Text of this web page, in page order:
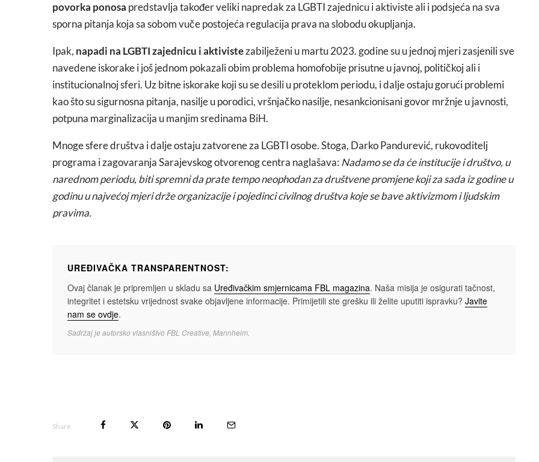
povorka ponosa predstavlja također veliki napredak za LGBTI zajednicu i aktiviste ali i podsjeća na sva
sporna pitanja koja sa sobom vuče postojeća regulacija prava na slobodu okupljanja.
Ipak, napadi na LGBTI zajednicu i aktivistezabilježeni u martu 2023. godine su u jednoj mjeri zasjenili sve
navedene iskorake i još jednom pokazali obim problema homofobije prisutne u javnoj, političkoj ali i
institucionalnoj sferi. Uz bitne iskorake koji su se desili u proteklom periodu, i dalje ostaju gorući problemi
kao što su sigurnosna pitanja, nasilje u porodici, vršnjačko nasilje, nesankcionisani govor mržnje u javnosti,
potpuna marginalizacija u manjim sredinama BiH.
Mnoge sfere društva i dalje ostaju zatvorene za LGBTI osobe. Stoga, Darko Pandurević, rukovoditelj
programa i zagovaranja Sarajevskog otvorenog centra naglašava: Nadamo se da će institucije i društvo, u
narednom periodu, biti spremni da prate tempo neophodan za društvene promjene koji za sada iz godine u
godinu u najvećoj mjeri drže organizacije i pojedinci civilnog društva koje se bave aktivizmom i ljudskim
pravima.
UREĐIVAČKA TRANSPARENTNOST:
Ovaj članak je pripremljen u skladu sa Uređivačkim smjernicama FBL magazina. Naša misija je osigurati tačnost,
integritet i estetsku vrijednost svake objavljene informacije. Primijetili ste grešku ili želite uputiti ispravku? Javite
nam se ovdje.
Sadržaj je autorsko vlasništvo FBL Creative, Mannheim.
Share